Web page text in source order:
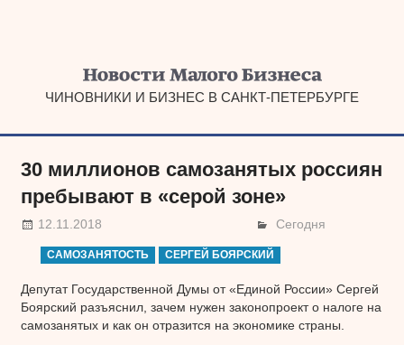
ЧИНОВНИКИ И БИЗНЕС В САНКТ-ПЕТЕРБУРГЕ
30 миллионов самозанятых россиян
пребывают в «серой зоне»
12.11.2018 Сегодня
САМОЗАНЯТОСТЬ СЕРГЕЙ БОЯРСКИЙ
Депутат Государственной Думы от «Единой России» Сергей
Боярский разъяснил, зачем нужен законопроект о налоге на
самозанятых и как он отразится на экономике страны.